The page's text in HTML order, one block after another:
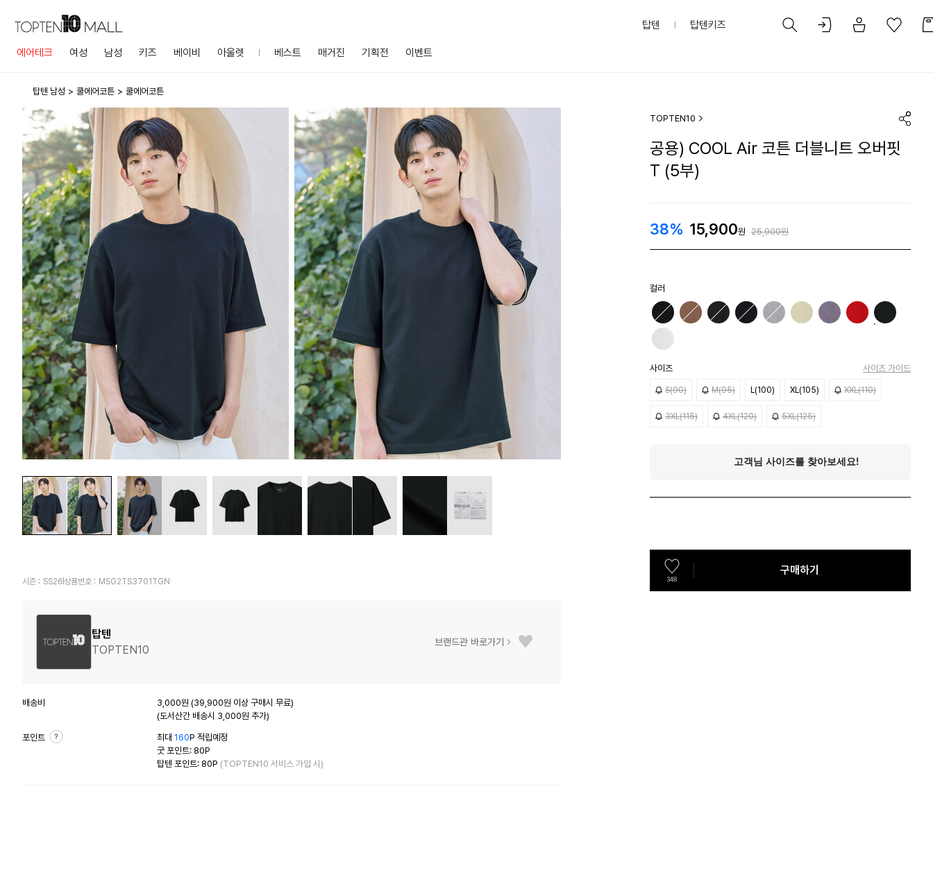
에어테크 여성 남성 키즈 베이비 아울렛 베스트 매거진 기획전 이벤트
탑텐 탑텐키즈
탑텐 남성 쿨에어코튼 쿨에어코튼
시즌 : SS26 상품번호 : MSG2TS3701TGN
탑텐
TOPTEN10
브랜드관 바로가기
배송비
3,000원 (39,900원 이상 구매시 무료)
(도서산간 배송시 3,000원 추가)
포인트 최대 160P 적립예정
굿 포인트: 80P
탑텐 포인트: 80P (TOPTEN10 서비스 가입 시)
TOPTEN10
공용) COOL Air 코튼 더블니트 오버핏
T (5부)
38% 15,900원 25,900원
컬러
사이즈 사이즈 가이드
S(90) M(95) L(100) XL(105) XXL(110)
3XL(115) 4XL(120) 5XL(125)
348
구매하기